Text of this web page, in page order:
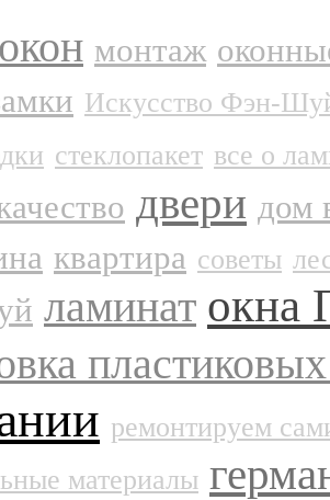
монтаж
Искусство Фэн-
стеклопакет все о
двери дом
квартира советы
ламинат окна
ремонтируем
материалы